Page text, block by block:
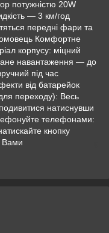
потужністю 20W
— 3 км/год
передні фари та
Комфортне
корпусу: міцний
навантаження — до
під час
від батарейок
переходу): Весь
натиснувши
телефонами:
кнопку
Вами